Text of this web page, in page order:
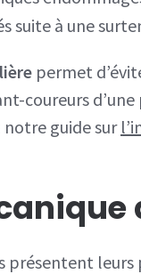
suite à une
permet
coureurs
guide sur
présentent